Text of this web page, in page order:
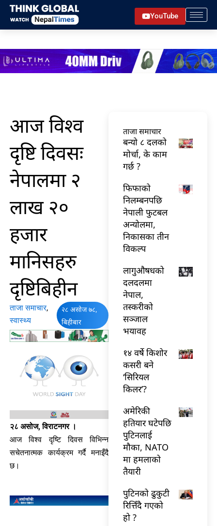
Skip
content
YouTube
आज विश्व
दृष्टि दिवसः
नेपालमा २
लाख २०
हजार
मानिसहरु
दृष्टिबिहीन
ताजा समाचार,
स्वास्थ्य
२८ असोज ७८,
बिहीबार
२८ असोज, विराटनगर ।
आज विश्व दृष्टि दिवस विभिन्न
सचेतनात्मक कार्यक्रम गर्दै मनाइँदै
छ।
ताजा समाचार
बन्यो ८ दलको
मोर्चा, के काम
गर्छ ?
फिफाको
निलम्बनपछि
नेपाली फुटबल
अन्योलमा,
निकासका तीन
विकल्प
लागुऔषधको
दलदलमा
नेपाल,
तस्करीको
सञ्जाल
भयावह
१४ वर्षे किशोर
कसरी बने
‘सिरियल
किलर’?
अमेरिकी
हतियार घटेपछि
पुटिनलाई
मौका, NATO
मा हमलाको
तैयारी
पुटिनको ढुकुटी
रित्तिँदै गएको
हो ?